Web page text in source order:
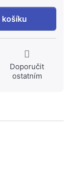
PE-RT trubka
košíku
Doporučit
ostatním